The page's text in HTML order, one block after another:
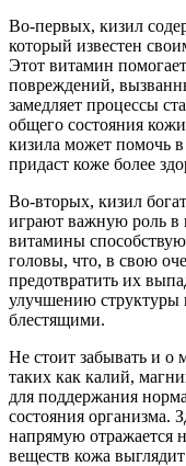
Во-первых, кизил
который известен
Этот витамин
повреждений,
замедляет процессы
общего состояния
кизила может помочь
придаст коже более
Во-вторых, кизил
играют важную роль в
витамины
головы, что, в свою
предотвратить их
улучшению структуры
блестящими.
Не стоит забывать и о
таких как калий,
для поддержания
состояния организма.
напрямую отражается
веществ кожа